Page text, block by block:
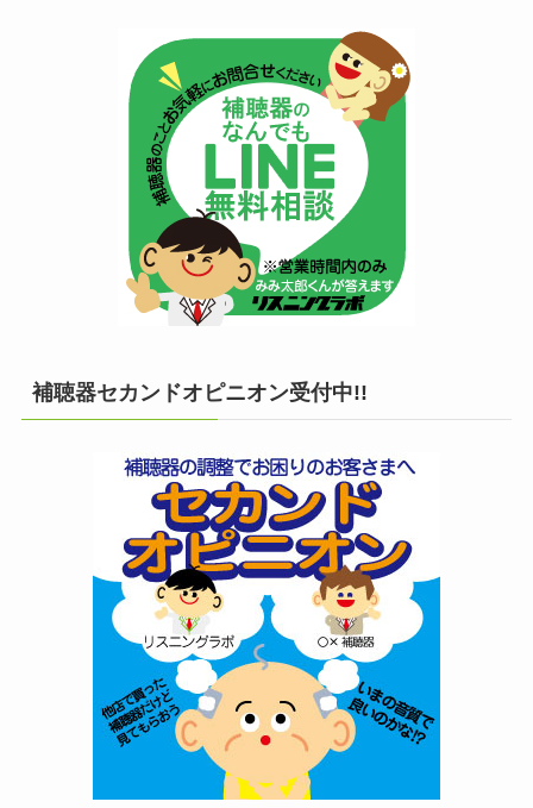
補聴器セカンドオピニオン受付中!!